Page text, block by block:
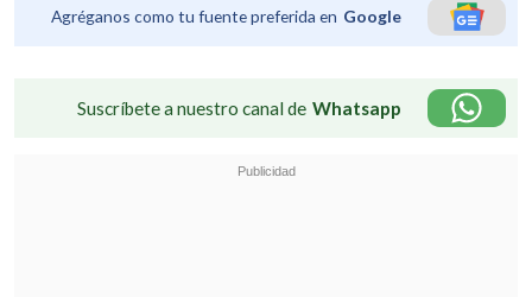
Agréganos como tu fuente preferida en Google
Suscríbete a nuestro canal de Whatsapp